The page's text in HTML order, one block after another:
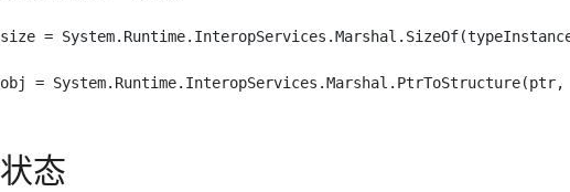
size =
状态